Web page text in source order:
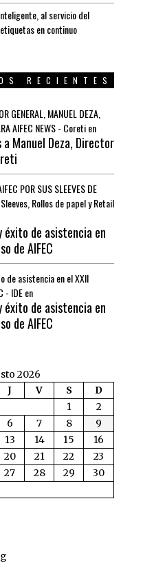
al servicio del
en continuo
RECIENTES
GENERAL, MANUEL DEZA,
AIFEC NEWS - Coretien
Manuel Deza, Director
POR SUS SLEEVES DE
Sleeves, Rollos de papel y Retail
éxito de asistencia en
de AIFEC
de asistencia en el XXII
- IDEen
éxito de asistencia en
de AIFEC
2026
J V S
D
1
2
6 7 8
9
13 14 15
16
20 21 22
23
27 28 29
30